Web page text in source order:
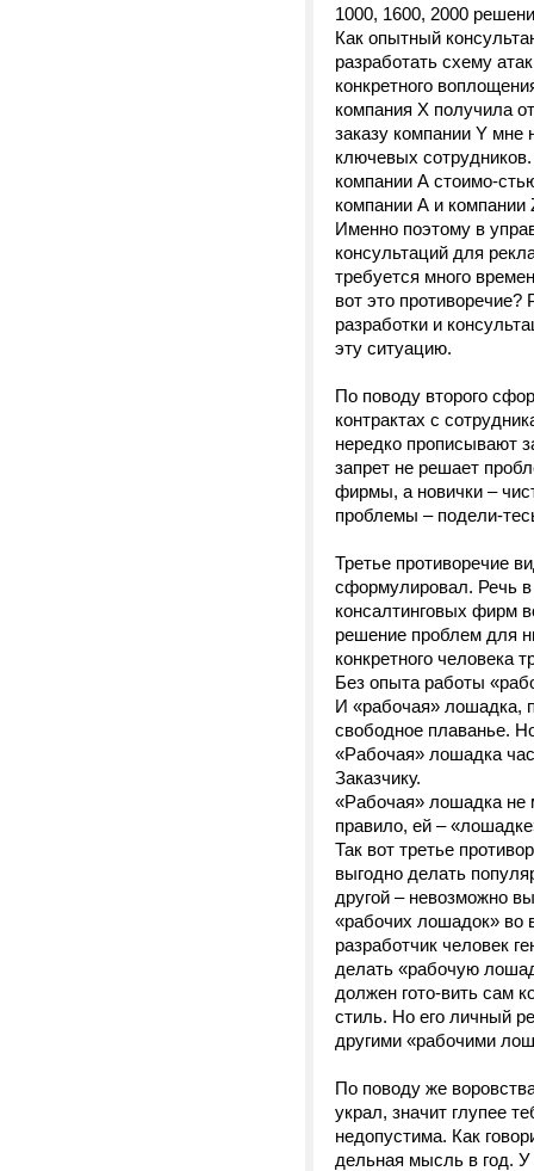
1000, 1600, 2000
Как опытный
разработать схему
конкретного
компания Х получила
заказу компании Y мне
ключевых
компании А стоимо-
компании А и компании
Именно поэтому в
консультаций для
требуется много
вот это
разработки и
эту ситуацию.
По поводу второго
контрактах с
нередко прописывают
запрет не решает
фирмы, а новички –
проблемы – подели-
Третье противоречие
сформулировал. Речь
консалтинговых фирм
решение проблем для
конкретного человека
Без опыта работы
И «рабочая» лошадка,
свободное плаванье.
«Рабочая» лошадка
Заказчику.
«Рабочая» лошадка не
правило, ей –
Так вот третье
выгодно делать
другой – невозможно
«рабочих лошадок» во
разработчик человек
делать «рабочую
должен гото-вить сам
стиль. Но его личный
другими «рабочими
По поводу же
украл, значит глупее
недопустима. Как
дельная мысль в год. У